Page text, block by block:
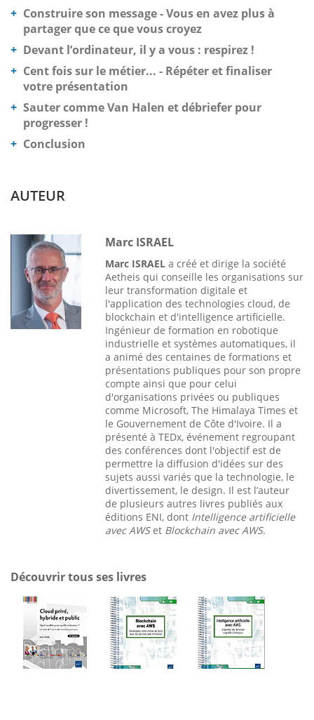
Construire son message - Vous en avez plus à
partager que ce que vous croyez
Devant l’ordinateur, il y a vous : respirez !
Cent fois sur le métier... - Répéter et finaliser
votre présentation
Sauter comme Van Halen et débriefer pour
progresser !
Conclusion
AUTEUR
Marc ISRAEL
Marc ISRAEL a créé et dirige la société
Aetheis qui conseille les organisations sur
leur transformation digitale et
l'application des technologies cloud, de
blockchain et d'intelligence artificielle.
Ingénieur de formation en robotique
industrielle et systèmes automatiques, il
a animé des centaines de formations et
présentations publiques pour son propre
compte ainsi que pour celui
d'organisations privées ou publiques
comme Microsoft, The Himalaya Times et
le Gouvernement de Côte d'Ivoire. Il a
présenté à TEDx, événement regroupant
des conférences dont l'objectif est de
permettre la diffusion d'idées sur des
sujets aussi variés que la technologie, le
divertissement, le design. Il est l’auteur
de plusieurs autres livres publiés aux
éditions ENI, dont Intelligence artificielle
avec AWSet Blockchain avec AWS.
Découvrir tous ses livres